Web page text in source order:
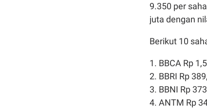
9.350 per
juta dengan
Berikut 10
1. BBCA Rp
2. BBRI Rp
3. BBNI Rp
4. ANTM Rp